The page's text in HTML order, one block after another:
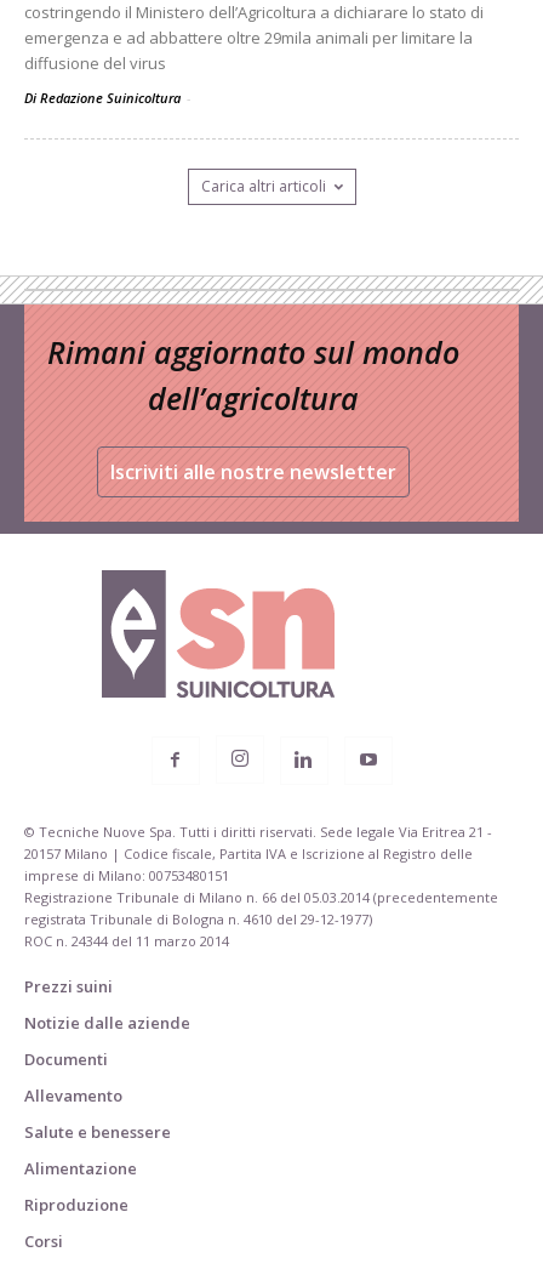
costringendo il Ministero dell’Agricoltura a dichiarare lo stato di
emergenza e ad abbattere oltre 29mila animali per limitare la
diffusione del virus
Di Redazione Suinicoltura -
Carica altri articoli
Rimani aggiornato sul mondo
dell’agricoltura
Iscriviti alle nostre newsletter
© Tecniche Nuove Spa. Tutti i diritti riservati. Sede legale Via Eritrea 21 -
20157 Milano | Codice fiscale, Partita IVA e Iscrizione al Registro delle
imprese di Milano: 00753480151
Registrazione Tribunale di Milano n. 66 del 05.03.2014 (precedentemente
registrata Tribunale di Bologna n. 4610 del 29-12-1977)
ROC n. 24344 del 11 marzo 2014
Prezzi suini
Notizie dalle aziende
Documenti
Allevamento
Salute e benessere
Alimentazione
Riproduzione
Corsi